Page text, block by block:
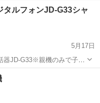
タルフォンJD-G33シャ
5月17日
器JD-G33※親機のみで子機
ました。 子機無しなのに
・ω・｀) この金額なら、
ＡＸ